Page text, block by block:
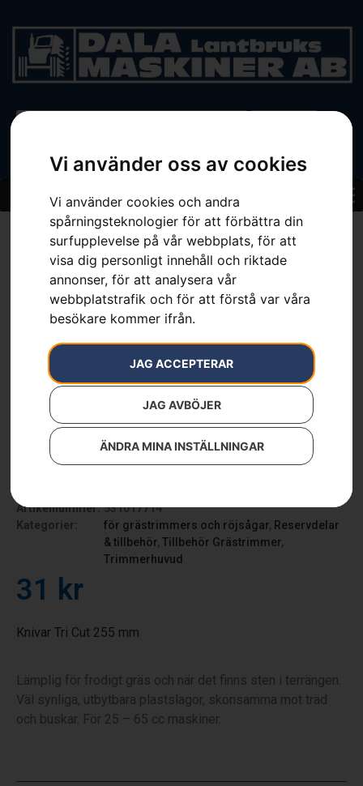
Vi använder oss av cookies
Vi använder cookies och andra
spårningsteknologier för att förbättra din
surfupplevelse på vår webbplats, för att
visa dig personligt innehåll och riktade
annonser, för att analysera vår
webbplatstrafik och för att förstå var våra
besökare kommer ifrån.
JAG ACCEPTERAR
JAG AVBÖJER
ÄNDRA MINA INSTÄLLNINGAR
»Sortiment»Extra knivar Tricut
Artikelnummer: 531017714
Kategorier:
för grästrimmers och röjsågar, Reservdelar
& tillbehör, Tillbehör Grästrimmer,
Trimmerhuvud
31 kr
Knivar Tri Cut 255 mm
Lämplig för frodigt gräs och när det finns sten i terrängen.
Väl synliga, utbytbara plastslagor, skonsamma mot träd
och buskar. För 25 – 65 cc maskiner.